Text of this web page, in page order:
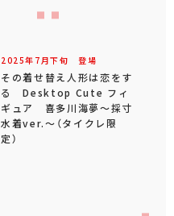
2025年 7 月下旬 登場
その着せ替え人形は恋をす
る Desktop Cute フィ
ギュア 喜多川海夢～採寸
水着ver.～（タイクレ限
定）